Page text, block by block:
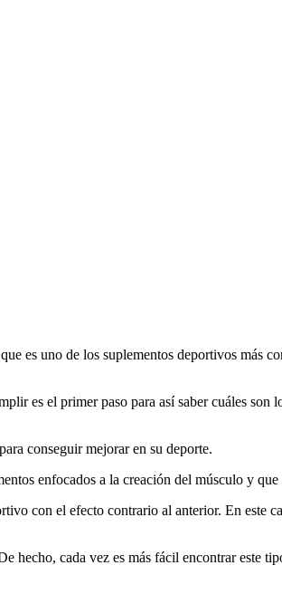
es uno de los suplementos deportivos más
es el primer paso para así saber cuáles son
conseguir mejorar en su deporte.
enfocados a la creación del músculo y
con el efecto contrario al anterior. En este
hecho, cada vez es más fácil encontrar este